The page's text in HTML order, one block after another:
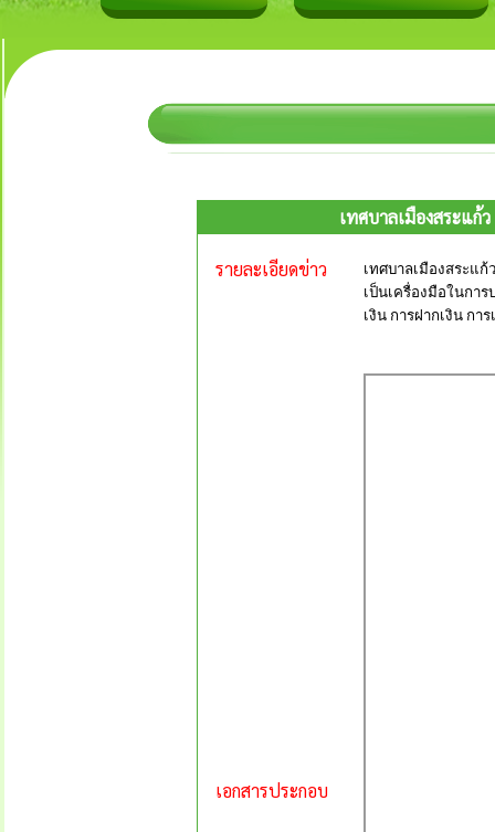
เทศบาลเมืองสระแก้
รายละเอียดข่าว
เทศบาลเมืองสระแ
เป็นเครื่องมือในกา
เงิน การฝากเงิน กา
เอกสารประกอบ